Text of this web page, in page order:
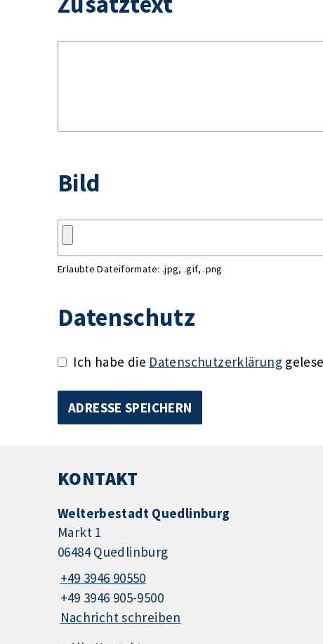
Bild
Erlaubte Dateiformate: .jpg, .gif, .png
Datenschutz
Ich habe die Datenschutzerklärung
KONTAKT
Welterbestadt Quedlinburg
Markt 1
06484 Quedlinburg
+49 3946 90550
+49 3946 905-9500
Nachricht schreiben